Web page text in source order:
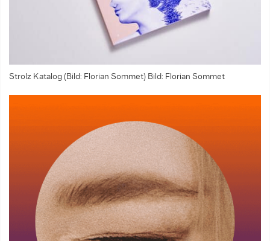
Strolz Katalog (Bild: Florian Sommet) Bild: Florian Sommet